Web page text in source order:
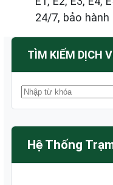
24/7, bảo
TÌM KIẾM DỊCH
Hệ Thống